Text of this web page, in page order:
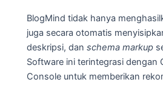
BlogMind tidak hanya
juga secara otomatis
deskripsi, dan schema markup
Software ini terintegrasi dengan
Console untuk memberikan